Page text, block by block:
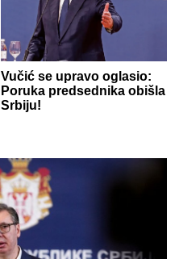
Vučić se upravo oglasio:
Poruka predsednika obišla
Srbiju!